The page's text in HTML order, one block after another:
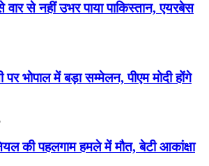
से नहीं उभर पाया पाकिस्तान, एयरबेस
पर भोपाल में बड़ा सम्मेलन, पीएम मोदी होंगे
की पहलगाम हमले में मौत, बेटी आकांक्षा